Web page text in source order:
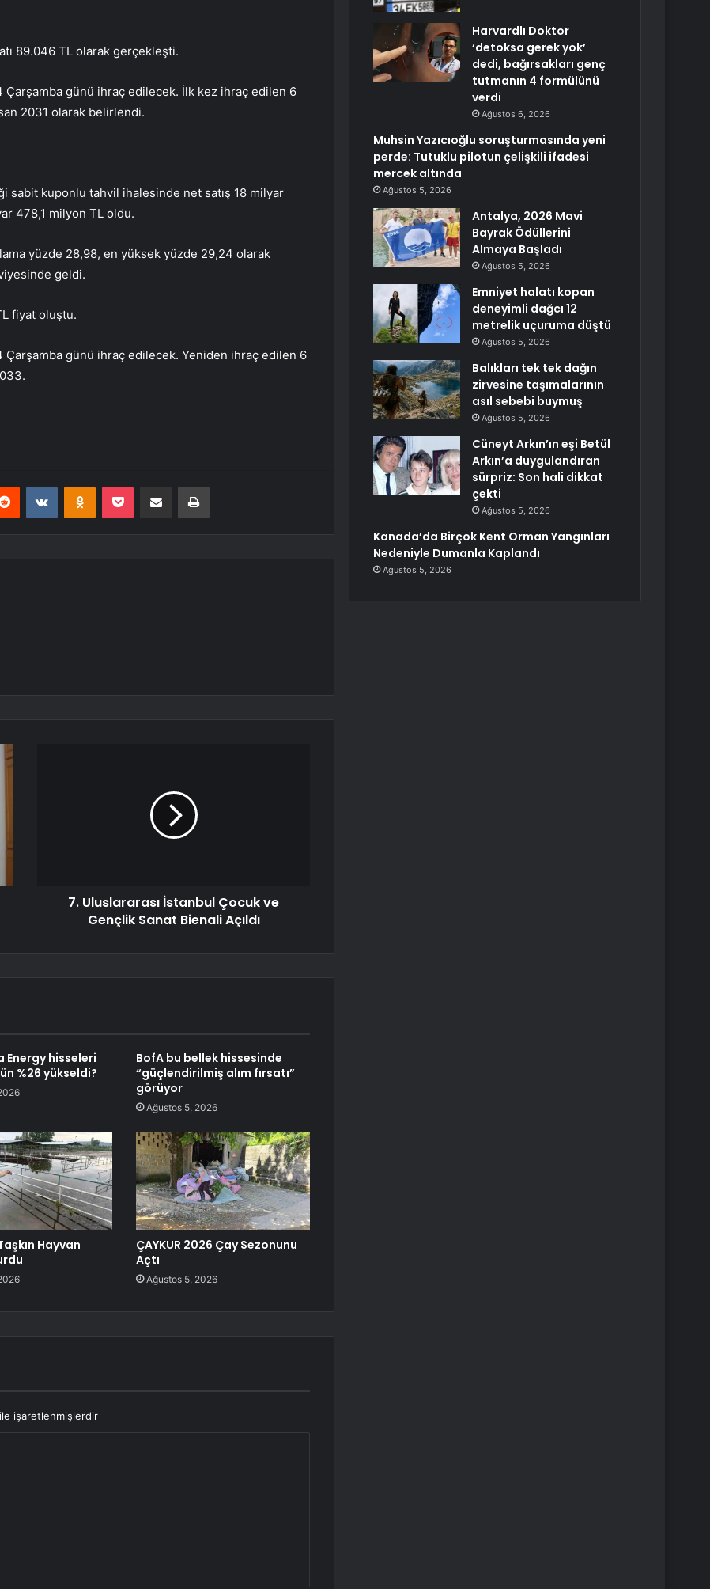
89.046 TL olarak gerçekleşti.
Çarşamba günü ihraç edilecek. İlk kez ihraç edilen 6
2031 olarak belirlendi.
sabit kuponlu tahvil ihalesinde net satış 18 milyar
478,1 milyon TL oldu.
yüzde 28,98, en yüksek yüzde 29,24 olarak
geldi.
fiyat oluştu.
Çarşamba günü ihraç edilecek. Yeniden ihraç edilen 6
Reddit VKontakteOdnoklassniki
Pocket E-Posta ile paylaş Yazdır
7. Uluslararası İstanbul Çocuk ve
Gençlik Sanat Bienali Açıldı
Energy hisseleri
%26 yükseldi?
BofA bu bellek hissesinde
“güçlendirilmiş alım fırsatı”
görüyor
Ağustos 5, 2026
Hayvan
ÇAYKUR 2026 Çay Sezonunu
Açtı
Ağustos 5, 2026
ile işaretlenmişlerdir
Harvardlı Doktor
‘detoksa gerek yok’
dedi, bağırsakları genç
tutmanın 4 formülünü
verdi
Ağustos 6, 2026
Muhsin Yazıcıoğlu soruşturmasında yeni
perde: Tutuklu pilotun çelişkili ifadesi
mercek altında
Ağustos 5, 2026
Antalya, 2026 Mavi
Bayrak Ödüllerini
Almaya Başladı
Ağustos 5, 2026
Emniyet halatı kopan
deneyimli dağcı 12
metrelik uçuruma düştü
Ağustos 5, 2026
Balıkları tek tek dağın
zirvesine taşımalarının
asıl sebebi buymuş
Ağustos 5, 2026
Cüneyt Arkın’ın eşi Betül
Arkın’a duygulandıran
sürpriz: Son hali dikkat
çekti
Ağustos 5, 2026
Kanada’da Birçok Kent Orman Yangınları
Nedeniyle Dumanla Kaplandı
Ağustos 5, 2026